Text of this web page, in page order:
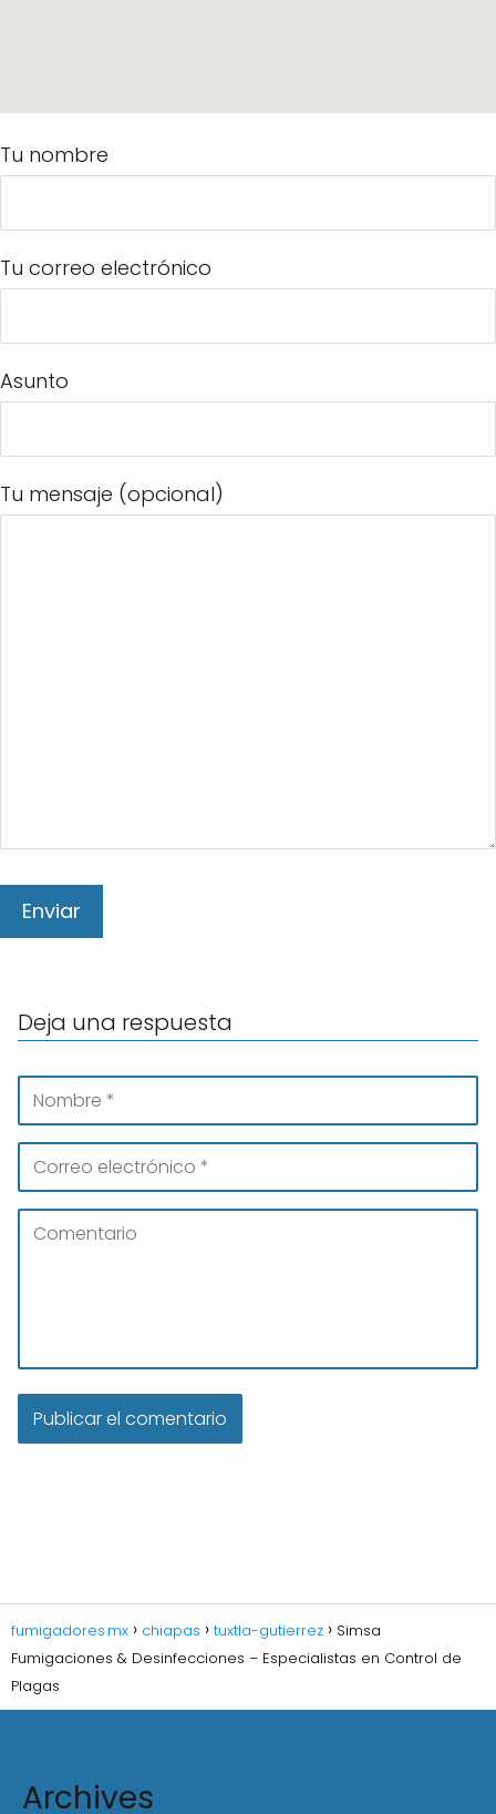
Tu nombre
Tu correo electrónico
Asunto
Tu mensaje (opcional)
Deja una respuesta
fumigadores.mx chiapas tuxtla-gutierrez
Simsa
Fumigaciones & Desinfecciones – Especialistas en Control de
Plagas
Archives